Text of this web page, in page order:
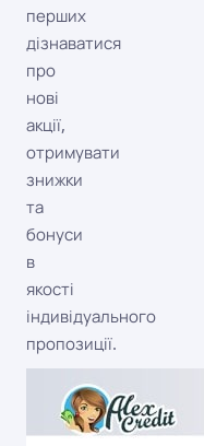
перших
дізнаватися
про
нові
акції,
отримувати
знижки
та
бонуси
в
якості
індивідуального
пропозиції.